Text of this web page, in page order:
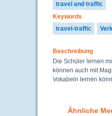
travel and traffic
Keywords
travel-traffic
Beschreibung
Die Schüler lernen
können auch mit
Vokabeln lernen
Ähnliche